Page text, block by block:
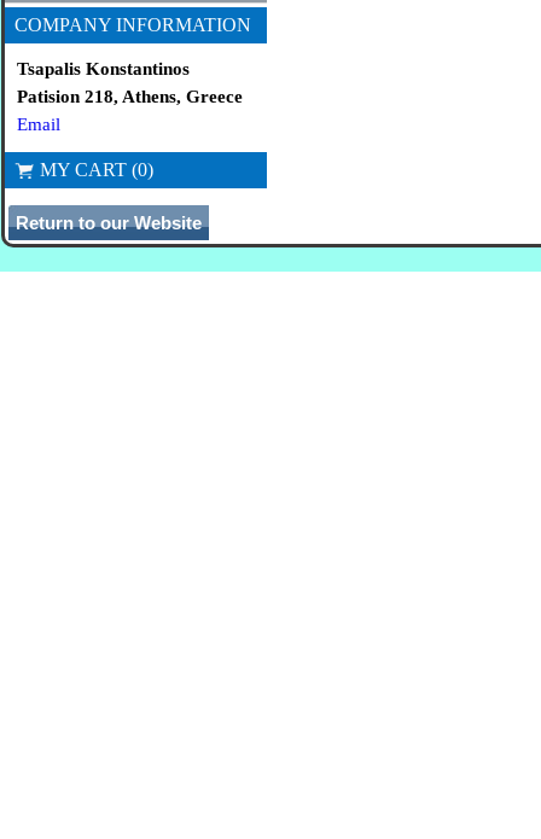
COMPANY INFORMATION
Tsapalis Konstantinos
Patision 218, Athens, Greece
Email
MY CART (0)